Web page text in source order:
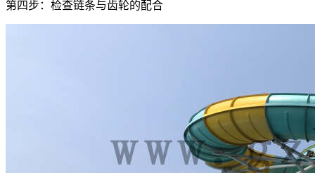
第四步：检查链条与齿轮的配合